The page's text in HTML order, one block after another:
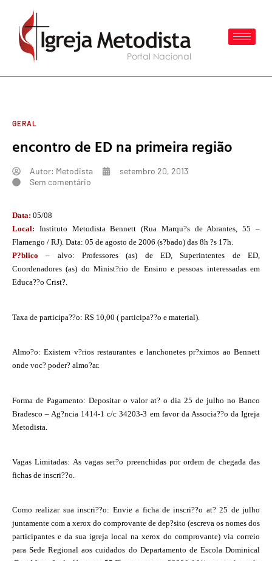
GERAL
encontro de ED na primeira região
Autor: Metodista
setembro 20, 2013
Sem comentário
Data: 05/08
Local: Instituto Metodista Bennett (Rua Marqu?s de Abrantes, 55 –
Flamengo / RJ). Data: 05 de agosto de 2006 (s?bado) das 8h ?s 17h.
P?blico – alvo: Professores (as) de ED, Superintentes de ED,
Coordenadores (as) do Minist?rio de Ensino e pessoas interessadas em
Educa??o Crist?.
Taxa de participa??o: R$ 10,00 ( participa??o e material).
Almo?o: Existem v?rios restaurantes e lanchonetes pr?ximos ao Bennett
onde voc? poder? almo?ar.
Forma de Pagamento: Depositar o valor at? o dia 25 de julho no Banco
Bradesco – Ag?ncia 1414-1 c/c 34203-3 em favor da Associa??o da Igreja
Metodista.
Vagas Limitadas: As vagas ser?o preenchidas por ordem de chegada das
fichas de inscri??o.
Como realizar sua inscri??o: Envie a ficha de inscri??o at? 25 de julho
juntamente com a xerox do comprovante de dep?sito (escreva os nomes dos
participantes e da sua igreja local na xerox do comprovante) via correio
para Sede Regional aos cuidados do Departamento de Escola Dominical